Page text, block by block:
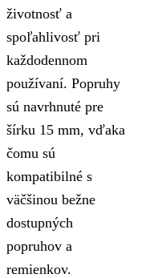
životnosť a
spoľahlivosť pri
každodennom
používaní. Popruhy
sú navrhnuté pre
šírku 15 mm, vďaka
čomu sú
kompatibilné s
väčšinou bežne
dostupných
popruhov a
remienkov.